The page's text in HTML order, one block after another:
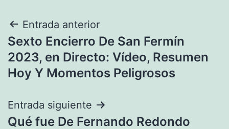
Navegación
de
entradas
Entrada anterior
Sexto Encierro De San Fermín
2023, en Directo: Vídeo, Resumen
Hoy Y Momentos Peligrosos
Entrada siguiente
Qué fue De Fernando Redondo